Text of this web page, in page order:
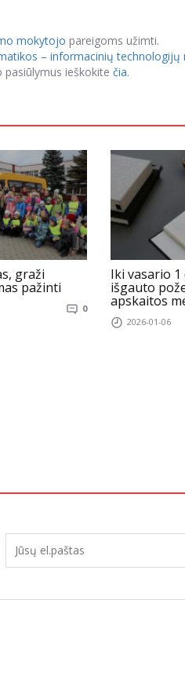
mokytojo pareigoms užimti.
– informacinių technologijų
ieškokite čia.
graži
pažinti
0
Iki vasario
išgauto
apskaitos
2026-01-06